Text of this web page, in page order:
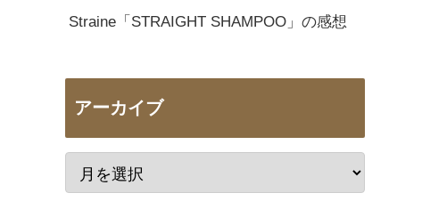
Straine「STRAIGHT SHAMPOO」の感想
アーカイブ